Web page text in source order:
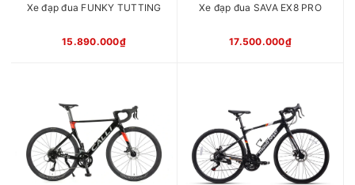
Xe đạp đua FUNKY TUTTING
15.890.000₫
Xe đạp đua SAVA EX8 PRO
17.500.000₫